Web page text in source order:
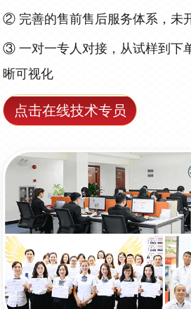
② 完善的售前售后服务体系，未
③ 一对一专人对接，从试样到下
晰可视化
点击在线技术专员